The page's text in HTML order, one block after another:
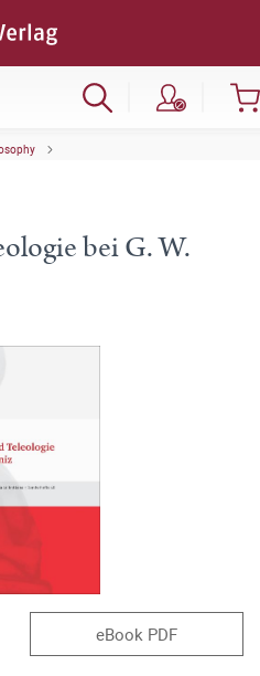
bei G. W.
eBook PDF